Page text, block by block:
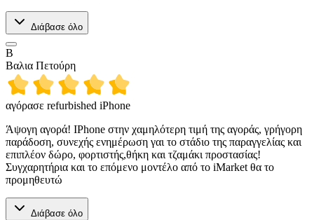
Διάβασε όλο
Β
Βαλια Πετούρη
αγόρασε refurbished iPhone
Άψογη αγορά! IPhone στην χαμηλότερη τιμή της αγοράς, γρήγορη
παράδοση, συνεχής ενημέρωση γαι το στάδιο της παραγγελίας και
επιπλέον δώρο, φορτιστής,θήκη και τζαμάκι προστασίας!
Συγχαρητήρια και το επόμενο μοντέλο από το iMarket θα το
προμηθευτώ
Διάβασε όλο